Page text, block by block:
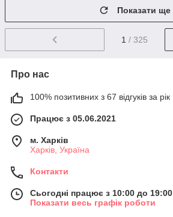
Показати ще
1 / 325
Про нас
100% позитивних з 67 відгуків за рік
Працює з 05.06.2021
м. Харків
Харків, Україна
Контакти
Сьогодні працює з 10:00 до 19:00
Показати весь графік роботи